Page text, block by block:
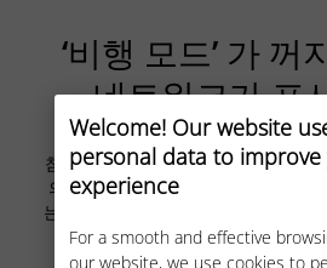
Welcome! Our website
personal data to improve
experience
For a smooth and effective
our website, we use cookies to
‘비행 모드’ 가 꺼
네트워크가 표
참고: 몇 분 후에도 네트워크가 표시
의 네트워크 선택>
는 목록에서
음 단계로이동합